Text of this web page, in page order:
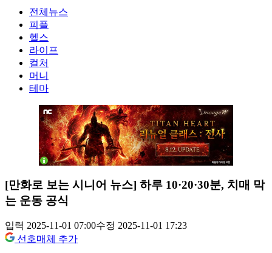
전체뉴스
피플
헬스
라이프
컬처
머니
테마
[만화로 보는 시니어 뉴스] 하루 10·20·30분, 치매 막
는 운동 공식
입력 2025-11-01 07:00수정 2025-11-01 17:23
선호매체 추가